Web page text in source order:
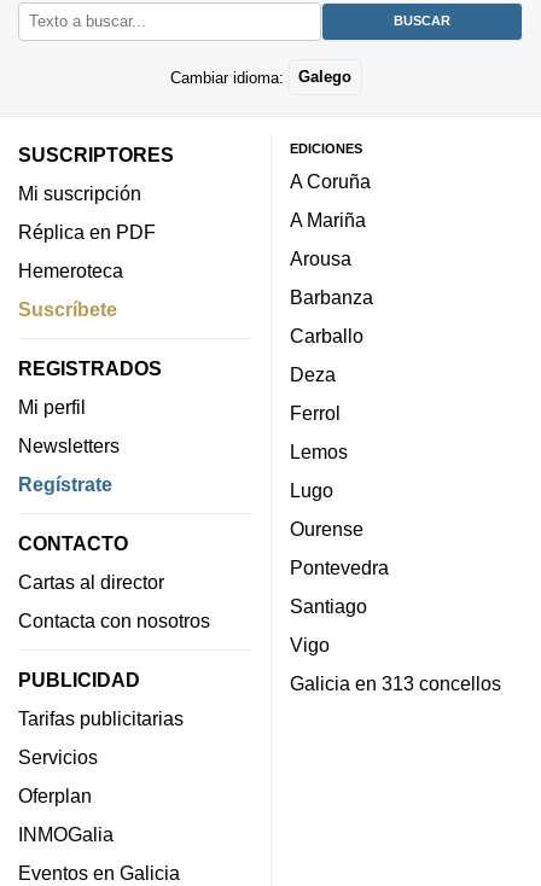
Cambiar idioma: Galego
SUSCRIPTORES
Mi suscripción
Réplica en PDF
Hemeroteca
Suscríbete
REGISTRADOS
Mi perfil
Newsletters
Regístrate
CONTACTO
Cartas al director
Contacta con nosotros
PUBLICIDAD
Tarifas publicitarias
Servicios
Oferplan
INMOGalia
Eventos en Galicia
EDICIONES
A Coruña
A Mariña
Arousa
Barbanza
Carballo
Deza
Ferrol
Lemos
Lugo
Ourense
Pontevedra
Santiago
Vigo
Galicia en 313 concellos